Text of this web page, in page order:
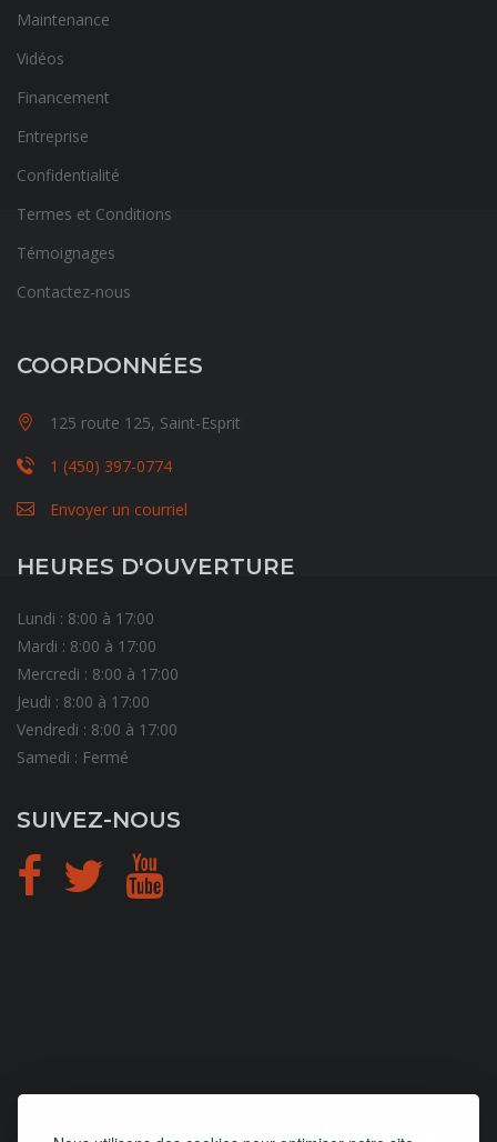
Maintenance
Vidéos
Financement
Entreprise
Confidentialité
Termes et Conditions
Témoignages
Contactez-nous
COORDONNÉES
125 route 125, Saint-Esprit
1 (450) 397-0774
Envoyer un courriel
HEURES D'OUVERTURE
Lundi : 8:00 à 17:00
Mardi : 8:00 à 17:00
Mercredi : 8:00 à 17:00
Jeudi : 8:00 à 17:00
Vendredi : 8:00 à 17:00
Samedi : Fermé
SUIVEZ-NOUS